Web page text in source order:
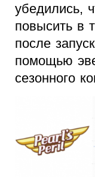
убедились,
повысить в
после
помощью
сезонного